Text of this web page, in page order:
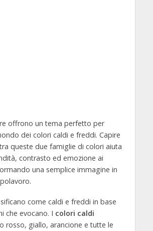
offrono un tema perfetto per
dei colori caldi e freddi. Capire
queste due famiglie di colori aiuta
contrasto ed emozione ai
una semplice immagine in
come caldi e freddi in base
che evocano. I colori caldi
rosso, giallo, arancione e tutte le